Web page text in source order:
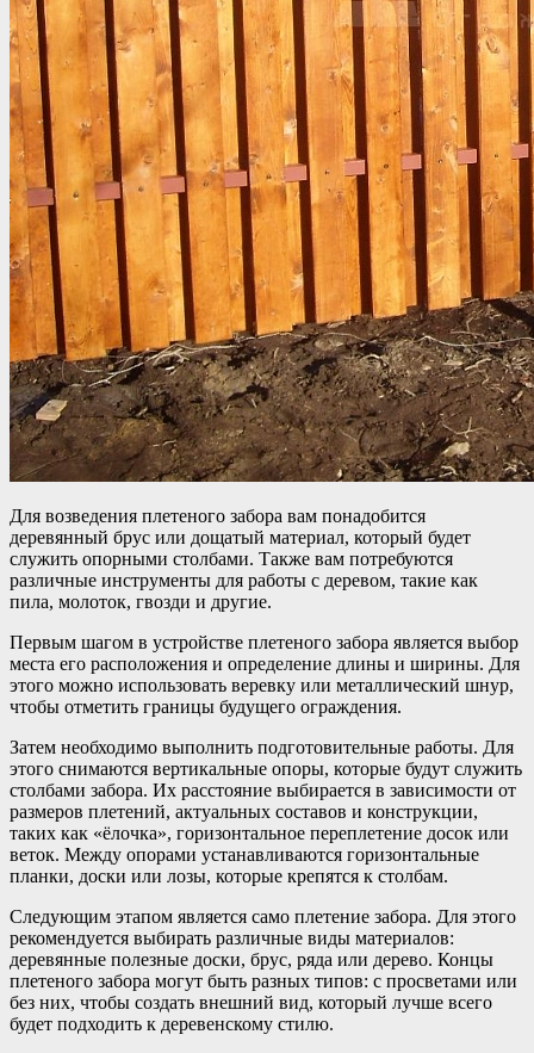
Для возведения плетеного забора вам понадобится
деревянный брус или дощатый материал, который будет
служить опорными столбами. Также вам потребуются
различные инструменты для работы с деревом, такие как
пила, молоток, гвозди и другие.
Первым шагом в устройстве плетеного забора является выбор
места его расположения и определение длины и ширины. Для
этого можно использовать веревку или металлический шнур,
чтобы отметить границы будущего ограждения.
Затем необходимо выполнить подготовительные работы. Для
этого снимаются вертикальные опоры, которые будут служить
столбами забора. Их расстояние выбирается в зависимости от
размеров плетений, актуальных составов и конструкции,
таких как «ёлочка», горизонтальное переплетение досок или
веток. Между опорами устанавливаются горизонтальные
планки, доски или лозы, которые крепятся к столбам.
Следующим этапом является само плетение забора. Для этого
рекомендуется выбирать различные виды материалов:
деревянные полезные доски, брус, ряда или дерево. Концы
плетеного забора могут быть разных типов: с просветами или
без них, чтобы создать внешний вид, который лучше всего
будет подходить к деревенскому стилю.